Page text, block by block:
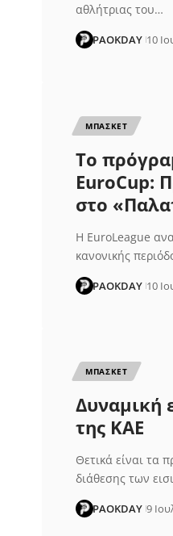
αθλήτριας του…
PAOKDAY 10
ΜΠΑΣΚΕΤ
Το
EuroCup:
στο
Η EuroLeague
κανονικής
PAOKDAY 10
ΜΠΑΣΚΕΤ
Δυναμική
της ΚΑΕ
Θετικά είναι τα
διάθεσης των
PAOKDAY 9